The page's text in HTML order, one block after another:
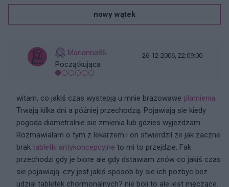
nowy wątek
Marianna86
Początkująca
26-12-2006, 22:09:00
witam, co jakiś czas wystepją u mnie brązowawe plamienia.
Trwają kilka dni a później przechodzą. Pojawiają sie kiedy
pogoda diametralnie sie zmienia lub gdzies wyjezdzam.
Rozmawialam o tym z lekarzem i on stwierdzil ze jak zaczne
brak tabletki antykoncepcyjne to mi to przejdzie. Fak
przechodzi gdy je biore ale gdy dstawiam znów co jakiś czas
sie pojawiają. czy jest jakiś sposob by sie ich pozbyc bez
udzial tabletek chormonalnych? nie boli to ale jest męczące.